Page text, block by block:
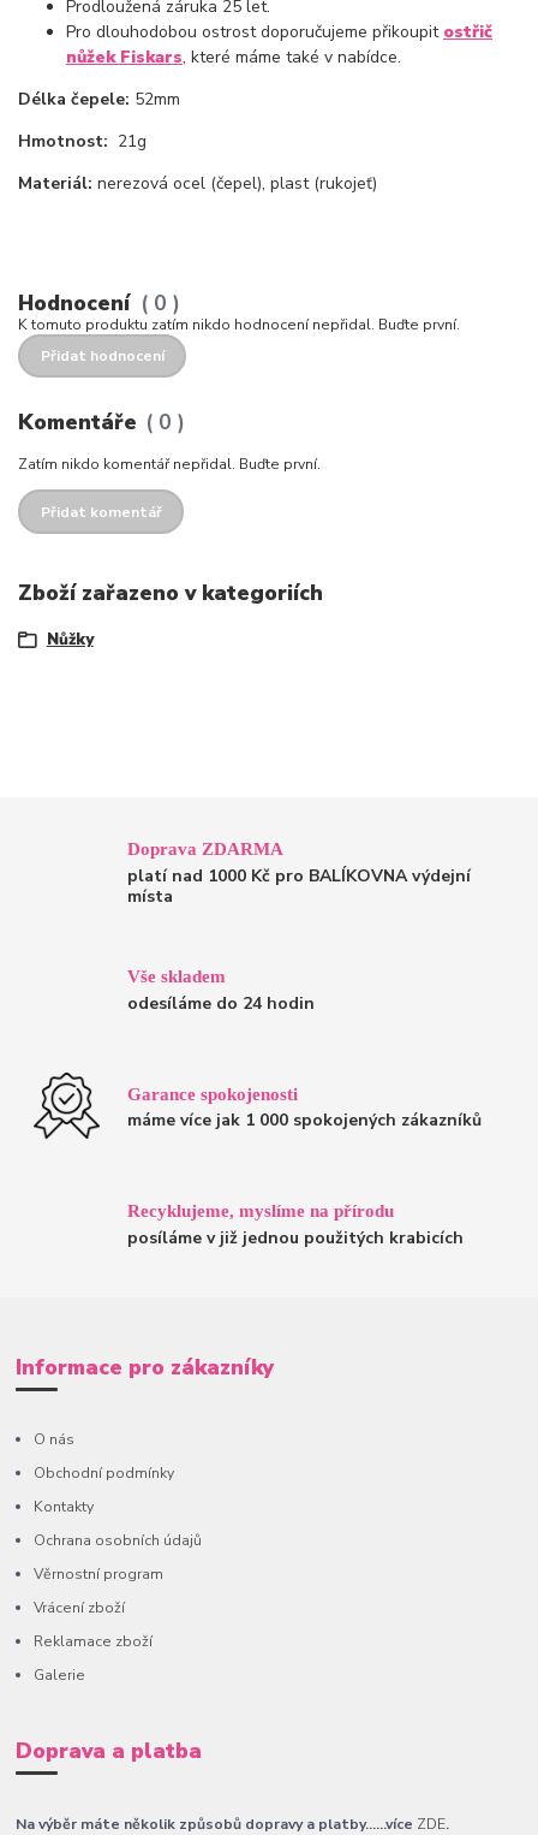
Prodloužená záruka 25 let.
Pro dlouhodobou ostrost doporučujeme přikoupit ostřič
nůžek Fiskars, které máme také v nabídce.
Délka čepele: 52mm
Hmotnost: 21g
Materiál: nerezová ocel (čepel), plast (rukojeť)
Hodnocení 0
K tomuto produktu zatím nikdo hodnocení nepřidal. Buďte první.
Přidat hodnocení
Komentáře 0
Zatím nikdo komentář nepřidal. Buďte první.
Přidat komentář
Zboží zařazeno v kategoriích
Nůžky
Doprava ZDARMA
platí nad 1000 Kč pro BALÍKOVNA výdejní
místa
Vše skladem
odesíláme do 24 hodin
Garance spokojenosti
máme více jak 1 000 spokojených zákazníků
Recyklujeme, myslíme na přírodu
posíláme v již jednou použitých krabicích
Informace pro zákazníky
O nás
Obchodní podmínky
Kontakty
Ochrana osobních údajů
Věrnostní program
Vrácení zboží
Reklamace zboží
Galerie
Doprava a platba
Na výběr máte několik způsobů dopravy a platby......více ZDE.